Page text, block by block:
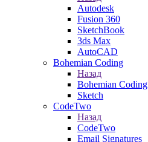
Autodesk
Fusion 360
SketchBook
3ds Max
AutoCAD
Bohemian Coding
Назад
Bohemian Coding
Sketch
CodeTwo
Назад
CodeTwo
Email Signatures